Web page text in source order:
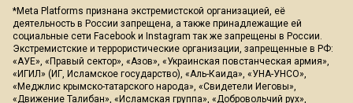
*Meta Platforms признана экстремистской организацией, её
деятельность в России запрещена, а также принадлежащие ей
социальные сети Facebook и Instagram так же запрещены в России.
Экстремистские и террористические организации, запрещенные в РФ:
«АУЕ», «Правый сектор», «Азов», «Украинская повстанческая армия»,
«ИГИЛ» (ИГ, Исламское государство), «Аль-Каида», «УНА-УНСО»,
«Меджлис крымско-татарского народа», «Свидетели Иеговы»,
«Движение Талибан», «Исламская группа», «Добровольчий рух»,